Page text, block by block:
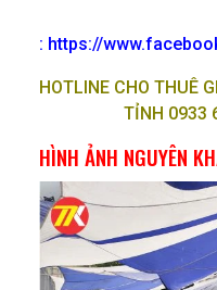
: https://
HOTLINE CHO THUÊ
TỈNH 0933
HÌNH ẢNH NGUYÊN